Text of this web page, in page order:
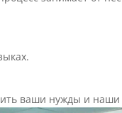
ваши нужды и наши